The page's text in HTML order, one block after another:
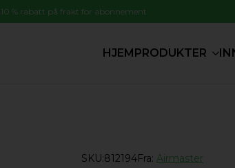
10 % rabatt på frakt for abonnement
HJEMPRODUKTER
SKU:812194Fra: Airmaster